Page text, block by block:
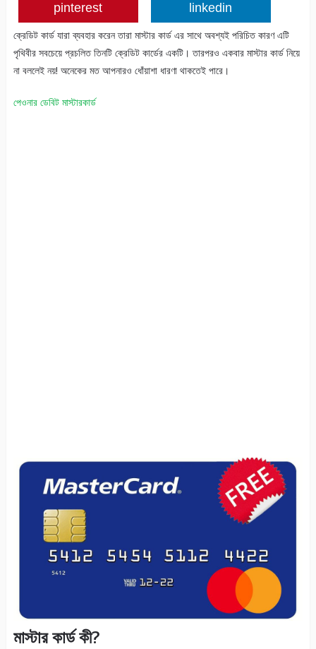
pinterest linkedin
ক্রেডিট কার্ড যারা ব্যবহার করেন তারা মাস্টার কার্ড এর সাথে অবশ্যই পরিচিত কারণ এটি
পৃথিবীর সবচেয়ে প্রচলিত তিনটি ক্রেডিট কার্ডের একটি। তারপরও একবার মাস্টার কার্ড নিয়ে
না বললেই নয়! অনেকের মত আপনারও ধোঁয়াশা ধারণা থাকতেই পারে।
পেওনার ডেবিট মাস্টারকার্ড
মাস্টার কার্ড কী?